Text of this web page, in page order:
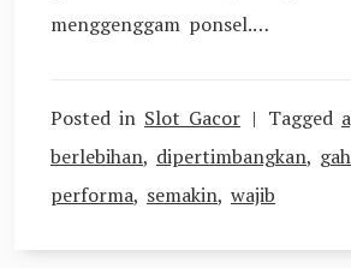
menggenggam ponsel.…
Posted in Slot Gacor Tagged
berlebihan, dipertimbangkan,
performa, semakin, wajib